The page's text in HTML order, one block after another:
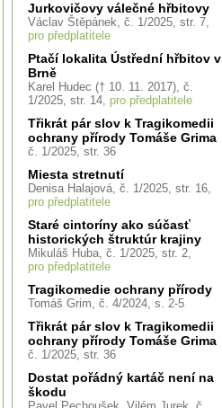
Jurkovičovy válečné hřbitovy
Václav Štěpánek, č. 1/2025, str. 7,
pro předplatitele
Ptačí lokalita Ústřední hřbitov v
Brně
Karel Hudec († 10. 11. 2017), č.
1/2025, str. 14, pro předplatitele
Třikrát pár slov k Tragikomedii
ochrany přírody Tomáše Grima
č. 1/2025, str. 36
Miesta stretnutí
Denisa Halajová, č. 1/2025, str. 16,
pro předplatitele
Staré cintoríny ako súčasť
historických štruktúr krajiny
Mikuláš Huba, č. 1/2025, str. 2,
pro předplatitele
Tragikomedie ochrany přírody
Tomáš Grim, č. 4/2024, s. 2-5
Třikrát pár slov k Tragikomedii
ochrany přírody Tomáše Grima
č. 1/2025, str. 36
Dostat pořádný kartáč není na
škodu